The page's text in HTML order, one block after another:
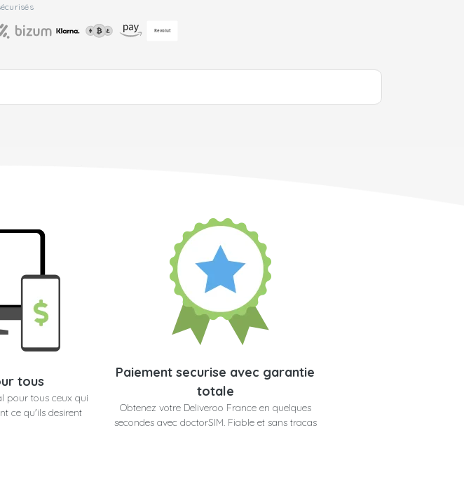
tous
pour tous ceux qui
ce qu'ils desirent
Paiement securise avec garantie
totale
Obtenez votre Deliveroo France en quelques
secondes avec doctorSIM. Fiable et sans tracas